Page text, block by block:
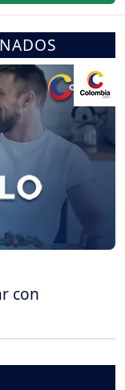
con